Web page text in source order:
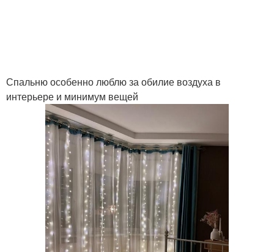
Спальню особенно люблю за обилие воздуха в
интерьере и минимум вещей